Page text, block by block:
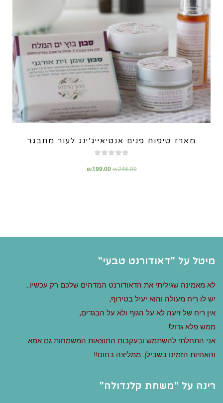
מארז טיפוח פנים אנטיאייג'ינג לעור מתבגר
5.00
₪246.00
₪199.00
מיטל על "דאודורנט טבעי"
לא מאמינה שגיליתי את הדאודורנט המדהים שלכם רק עכשיו…
יש לו ריח מעולה והוא יעיל בטירוף,
אין ריח של זיעה לא על הגוף ולא על הבגדים,
ממש פלא גדול!
אני התחלתי להשתמש ובעקבות התוצאות המשמחות גם אמא
והאחיות הזמינו בשבילן. ממליצה בחום!!
רינה על "משחת קלנדולה"